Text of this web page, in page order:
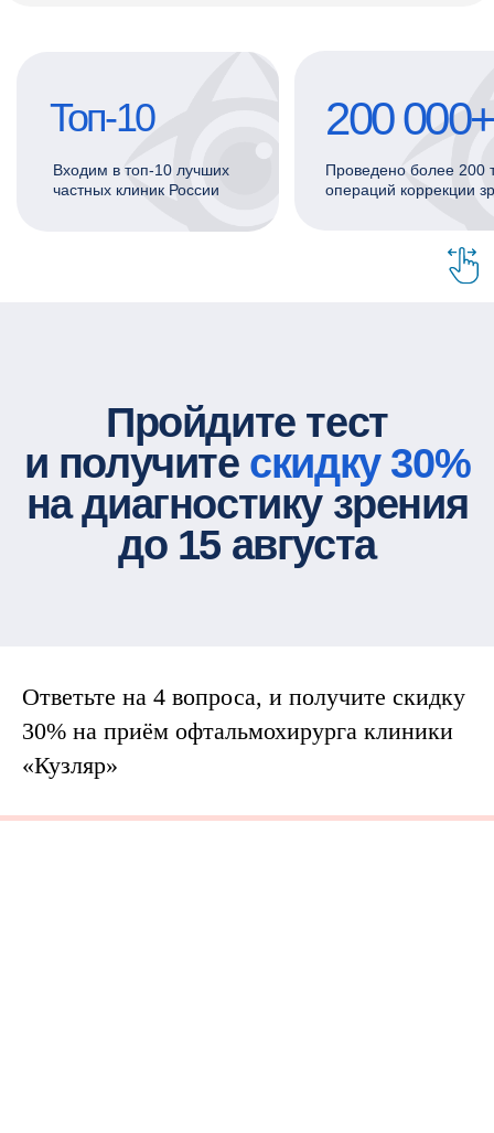
скидку 30%
на диагностику зрения
до 15 августа
Ответьте на 4 вопроса, и получите скидку
30% на приём офтальмохирурга клиники
«Кузляр»